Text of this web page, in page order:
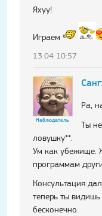
Яхуу!
Играем
13.04 10:57
Наблюдатель
Ра,
Ты
ловушку**.
Ум как убежище.
программам
Консультация
теперь ты
бесконечно.